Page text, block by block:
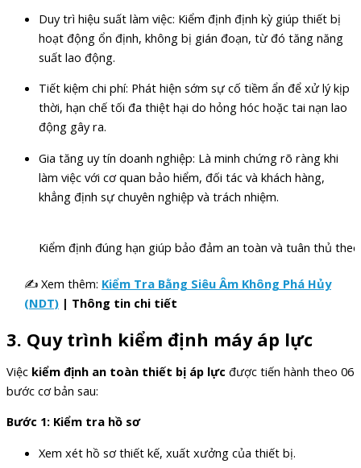
Duy trì hiệu suất làm việc: Kiểm định định kỳ giúp thiết bị
hoạt động ổn định, không bị gián đoạn, từ đó tăng năng
suất lao động.
Tiết kiệm chi phí: Phát hiện sớm sự cố tiềm ẩn để xử lý kịp
thời, hạn chế tối đa thiệt hại do hỏng hóc hoặc tai nạn lao
động gây ra.
Gia tăng uy tín doanh nghiệp: Là minh chứng rõ ràng khi
làm việc với cơ quan bảo hiểm, đối tác và khách hàng,
khẳng định sự chuyên nghiệp và trách nhiệm.
Kiểm định đúng hạn giúp bảo đảm an toàn và tuân thủ
✍ Xem thêm: Kiểm Tra Bằng Siêu Âm Không Phá Hủy
(NDT)| Thông tin chi tiết
3. Quy trình kiểm định máy áp lực
Việc kiểm định an toàn thiết bị áp lực được tiến hành theo 06
bước cơ bản sau:
Bước 1: Kiểm tra hồ sơ
Xem xét hồ sơ thiết kế, xuất xưởng của thiết bị.